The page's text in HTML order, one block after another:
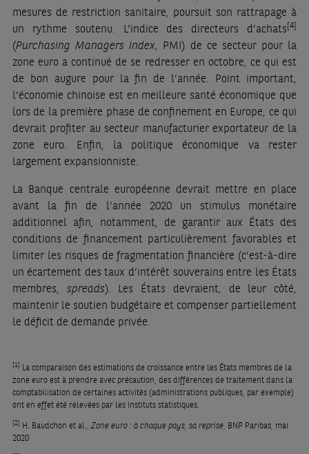
mesures de restriction sanitaire, poursuit son rattrapage à
un rythme soutenu. L’indice des directeurs d’achats[4]
(Purchasing Managers Index , PMI) de ce secteur pour la
zone euro a continué de se redresser en octobre, ce qui est
de bon augure pour la fin de l’année. Point important,
l’économie chinoise est en meilleure santé économique que
lors de la première phase de confinement en Europe, ce qui
devrait profiter au secteur manufacturier exportateur de la
zone euro. Enfin, la politique économique va rester
largement expansionniste.
La Banque centrale européenne devrait mettre en place
avant la fin de l’année 2020 un stimulus monétaire
additionnel afin, notamment, de garantir aux États des
conditions de financement particulièrement favorables et
limiter les risques de fragmentation financière (c’est-à-dire
un écartement des taux d’intérêt souverains entre les États
membres, spreads). Les États devraient, de leur côté,
maintenir le soutien budgétaire et compenser partiellement
le déficit de demande privée.
[1] La comparaison des estimations de croissance entre les États membres de la
zone euro est à prendre avec précaution, des différences de traitement dans la
comptabilisation de certaines activités (administrations publiques, par exemple)
ont en effet été relevées par les instituts statistiques.
[2] H. Baudchon et al., Zone euro : à chaque pays, sa reprise, BNP Paribas, mai
2020